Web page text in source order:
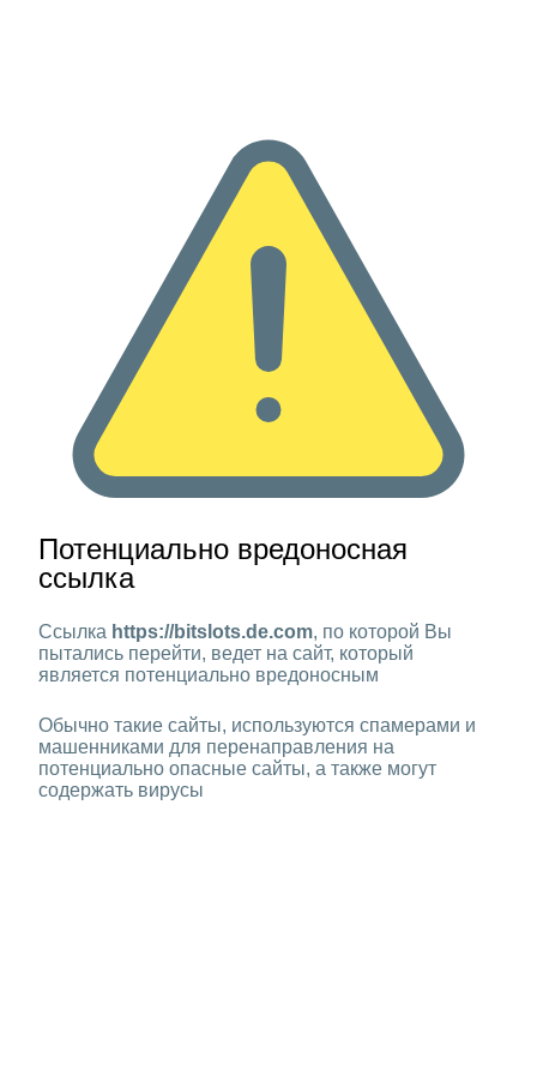
Потенциально вредоносная
ссылка
Ссылка https://bitslots.de.com, по которой Вы
пытались перейти, ведет на сайт, который
является потенциально вредоносным
Обычно такие сайты, используются спамерами и
машенниками для перенаправления на
потенциально опасные сайты, а также могут
содержать вирусы